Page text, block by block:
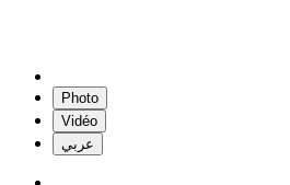
Photo
Vidéo
عربي